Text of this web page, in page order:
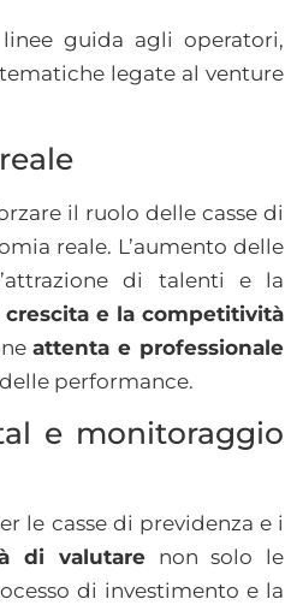
guida agli operatori,
legate al venture
il ruolo delle casse di
reale. L’aumento delle
di talenti e la
crescita e la competitività
attenta e professionale
performance.
e monitoraggio
le casse di previdenza e i
di valutarenon solo le
di investimento e la